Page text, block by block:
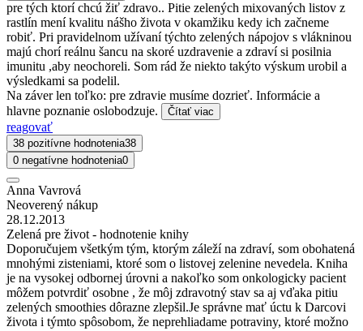
pre tých ktorí chcú žiť zdravo.. Pitie zelených mixovaných listov z
rastlín mení kvalitu nášho života v okamžiku kedy ich začneme
robiť. Pri pravidelnom užívaní týchto zelených nápojov s vlákninou
majú chorí reálnu šancu na skoré uzdravenie a zdraví si posilnia
imunitu ,aby neochoreli. Som rád že niekto takýto výskum urobil a
výsledkami sa podelil.
Na záver len toľko: pre zdravie musíme dozrieť. Informácie a
hlavne poznanie oslobodzuje.
Čítať viac
reagovať
38 pozitívne hodnotenia38
0 negatívne hodnotenia0
Anna Vavrová
Neoverený nákup
28.12.2013
Zelená pre život - hodnotenie knihy
Doporučujem všetkým tým, ktorým záleží na zdraví, som obohatená
mnohými zisteniami, ktoré som o listovej zelenine nevedela. Kniha
je na vysokej odbornej úrovni a nakoľko som onkologicky pacient
môžem potvrdiť osobne , že môj zdravotný stav sa aj vďaka pitiu
zelených smoothies dôrazne zlepšil.Je správne mať úctu k Darcovi
života i týmto spôsobom, že neprehliadame potraviny, ktoré možno